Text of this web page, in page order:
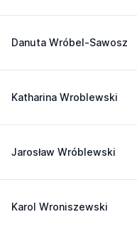
Danuta Wróbel-Sawosz
Katharina Wroblewski
Jarosław Wróblewski
Karol Wroniszewski